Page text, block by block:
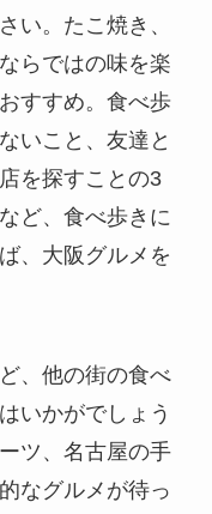
い。たこ焼き、
らではの味を楽
すすめ。食べ歩
いこと、友達と
を探すことの3
ど、食べ歩きに
、大阪グルメを
、他の街の食べ
いかがでしょう
ツ、名古屋の手
なグルメが待っ